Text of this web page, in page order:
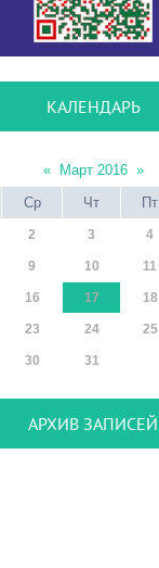
КАЛЕНДАРЬ
« Март 2016 »
Ср Чт Пт
2 3 4
9 10 11
16 17 18
23 24 25
30 31
АРХИВ ЗАПИСЕЙ